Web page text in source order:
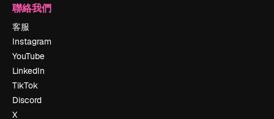
聯絡我們
客服
Instagram
YouTube
LinkedIn
TikTok
Discord
X